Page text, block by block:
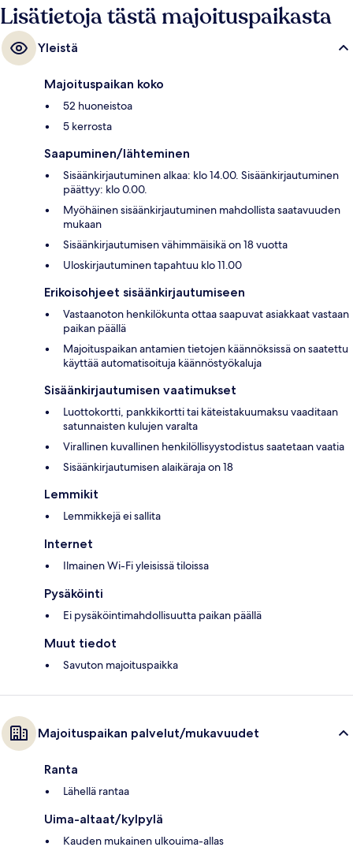
Lisätietoja tästä majoituspaikasta
Yleistä
Majoituspaikan koko
52 huoneistoa
5 kerrosta
Saapuminen/lähteminen
Sisäänkirjautuminen alkaa: klo 14.00. Sisäänkirjautuminen
päättyy: klo 0.00.
Myöhäinen sisäänkirjautuminen mahdollista saatavuuden
mukaan
Sisäänkirjautumisen vähimmäisikä on 18 vuotta
Uloskirjautuminen tapahtuu klo 11.00
Erikoisohjeet sisäänkirjautumiseen
Vastaanoton henkilökunta ottaa saapuvat asiakkaat vastaan
paikan päällä
Majoituspaikan antamien tietojen käännöksissä on saatettu
käyttää automatisoituja käännöstyökaluja
Sisäänkirjautumisen vaatimukset
Luottokortti, pankkikortti tai käteistakuumaksu vaaditaan
satunnaisten kulujen varalta
Virallinen kuvallinen henkilöllisyystodistus saatetaan vaatia
Sisäänkirjautumisen alaikäraja on 18
Lemmikit
Lemmikkejä ei sallita
Internet
Ilmainen Wi-Fi yleisissä tiloissa
Pysäköinti
Ei pysäköintimahdollisuutta paikan päällä
Muut tiedot
Savuton majoituspaikka
Majoituspaikan palvelut/mukavuudet
Ranta
Lähellä rantaa
Uima-altaat/kylpylä
Kauden mukainen ulkouima-allas